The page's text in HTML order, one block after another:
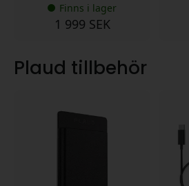
Finns i lager
1 999 SEK
Plaud tillbehör